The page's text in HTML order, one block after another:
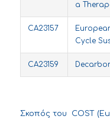
a
CA23157
Cycle
CA23159
Σκοπός του COST